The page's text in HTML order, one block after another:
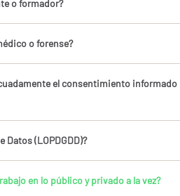
o formador?
o forense?
el consentimiento informado
(LOPDGDD)?
en lo público y privado a la vez?